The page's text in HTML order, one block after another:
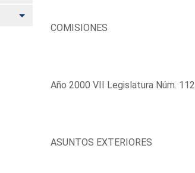
Alternar
COMISIONES
Año 2000 VII Legislatura Núm. 112
ASUNTOS EXTERIORES